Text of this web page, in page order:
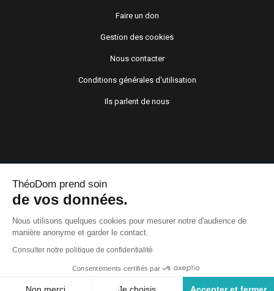
Faire un don
Gestion des cookies
Nous contacter
Conditions générales d'utilisation
Ils parlent de nous
ThéoDom prend soin
de vos données.
Nous utilisons quelques cookies pour mesurer notre d'audience de
manière anonyme et garder le contact.
Consulter notre politique de confidentialité
Consentements certifiés par